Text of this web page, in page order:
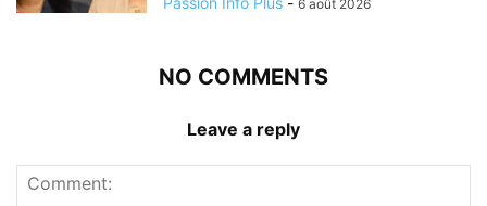
6 août 2026
NO COMMENTS
Leave a reply